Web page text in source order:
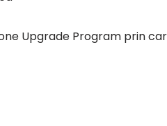
Upgrade Program prin